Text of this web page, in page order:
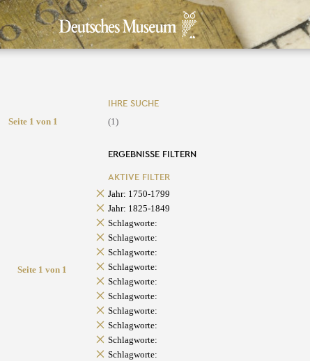
Seite 1 von 1
Seite 1 von 1
IHRE SUCHE
(1)
ERGEBNISSE FILTERN
AKTIVE FILTER
Jahr: 1750-1799
Jahr: 1825-1849
Schlagworte:
Schlagworte:
Schlagworte:
Schlagworte:
Schlagworte:
Schlagworte:
Schlagworte:
Schlagworte:
Schlagworte:
Schlagworte: